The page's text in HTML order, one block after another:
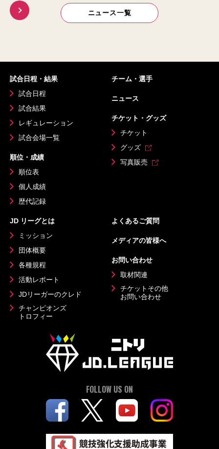
ニュース一覧
試合日程・結果
試合日程
試合結果
レギュレーション
試合会場一覧
順位・成績
順位表
個人成績
歴代記録
チーム・選手
ニュース
チケット・グッズ
チケット
グッズ
写真販売
JD リーグとは
ミッション
団体概要
各種規程
活動レポート
JDリーガーのクレド
チャンピオンズ
トロフィー
よくあるご質問
メディアの皆様へ
お問い合わせ
取材関連
チケットその他
お問い合わせ
FOLLOW US ON